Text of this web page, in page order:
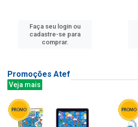
Faça seu login ou
cadastre-se para
comprar.
Promoções Atef
Veja mais